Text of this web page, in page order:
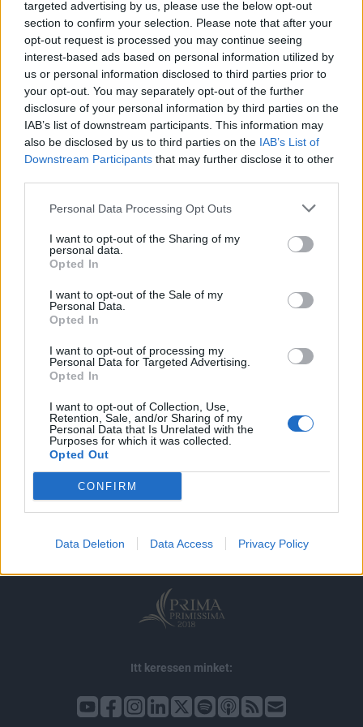
targeted advertising by us, please use the below opt-out
section to confirm your selection. Please note that after your
opt-out request is processed you may continue seeing
interest-based ads based on personal information utilized by
us or personal information disclosed to third parties prior to
your opt-out. You may separately opt-out of the further
disclosure of your personal information by third parties on the
IAB’s list of downstream participants. This information may
also be disclosed by us to third parties on the IAB’s List of
Downstream Participants that may further disclose it to other
Personal Data Processing Opt Outs
I want to opt-out of the Sharing of my
personal data.
Opted In
I want to opt-out of the Sale of my
Personal Data.
Opted In
I want to opt-out of processing my
Personal Data for Targeted Advertising.
Opted In
I want to opt-out of Collection, Use,
Retention, Sale, and/or Sharing of my
Personal Data that Is Unrelated with the
Purposes for which it was collected.
Opted Out
CONFIRM
Data Deletion Data Access Privacy Policy
hírműsorát teljesen átalakítják. A politikus arra is utalt,
hogy a Tények két évvel ezelőtt...
KEDVES OLVASÓNK!
A keresett cikk a portfolio.hu hírarchívumához
tartozik, melynek olvasása előfizetéses
regisztrációhoz kötött.
Az előfizetés a következőket tartalmazza:
Portfolio.hu teljes cikkarchívum
kötéslistái
MÁR ELŐFIZETŐNK VAGY? BEJELENTKEZÉS
© 2026 Portfolio
impresszum
jogi nyilatkozat
kommentkezelés
ÁSZF
Itt keressen minket: